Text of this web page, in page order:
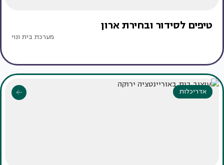
טיפים לסידור ובחירת ארון
מערכת בית ונוי
אדריכלות